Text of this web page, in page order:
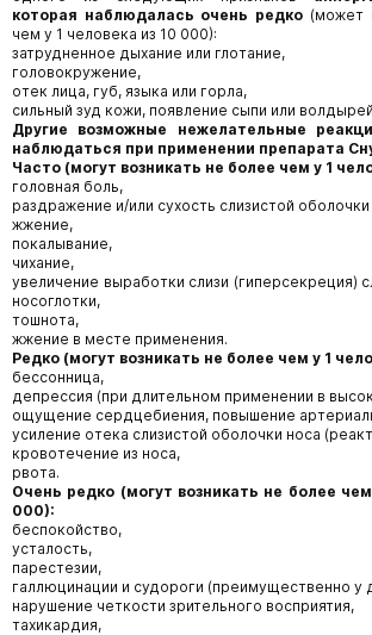
которая наблюдалась очень редко (может
чем у 1 человека из 10 000):
затрудненное дыхание или глотание,
головокружение,
отек лица, губ, языка или горла,
сильный зуд кожи, появление сыпи или
Другие возможные нежелательные
наблюдаться при применении препарата
Часто (могут возникать не более чем у 1
головная боль,
раздражение и/или сухость слизистой оболочки
жжение,
покалывание,
чихание,
увеличение выработки слизи (гиперсекреция)
носоглотки,
тошнота,
жжение в месте применения.
Редко (могут возникать не более чем у 1
бессонница,
депрессия (при длительном применении в
ощущение сердцебиения, повышение
усиление отека слизистой оболочки носа
кровотечение из носа,
рвота.
Очень редко (могут возникать не более
000):
беспокойство,
усталость,
парестезии,
галлюцинации и судороги (преимущественно у
нарушение четкости зрительного восприятия,
тахикардия,